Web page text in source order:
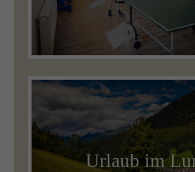
Urlaub im